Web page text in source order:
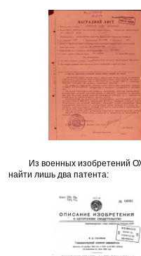
Из военных изобретений
найти лишь два патента: